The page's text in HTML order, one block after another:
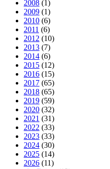
2008 (1)
2009 (1)
2010 (6)
2011 (6)
2012 (10)
2013 (7)
2014 (6)
2015 (12)
2016 (15)
2017 (65)
2018 (65)
2019 (59)
2020 (32)
2021 (31)
2022 (33)
2023 (33)
2024 (30)
2025 (14)
2026 (11)